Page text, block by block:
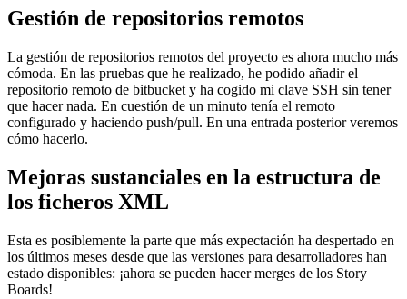
Gestión de repositorios remotos
La gestión de repositorios remotos del proyecto es ahora mucho más
cómoda. En las pruebas que he realizado, he podido añadir el
repositorio remoto de bitbucket y ha cogido mi clave SSH sin tener
que hacer nada. En cuestión de un minuto tenía el remoto
configurado y haciendo push/pull. En una entrada posterior veremos
cómo hacerlo.
Mejoras sustanciales en la estructura de
los ficheros XML
Esta es posiblemente la parte que más expectación ha despertado en
los últimos meses desde que las versiones para desarrolladores han
estado disponibles: ¡ahora se pueden hacer merges de los Story
Boards!